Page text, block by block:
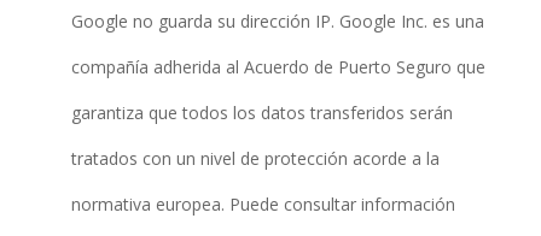
Google no guarda su dirección IP. Google Inc. es una
compañía adherida al Acuerdo de Puerto Seguro que
garantiza que todos los datos transferidos serán
tratados con un nivel de protección acorde a la
normativa europea. Puede consultar información